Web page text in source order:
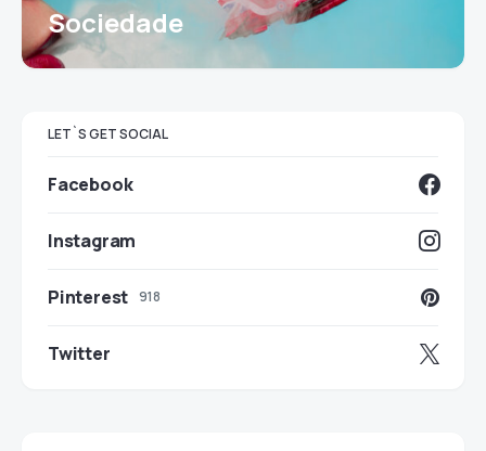
Sociedade
LET`S GET SOCIAL
Facebook
Instagram
Pinterest 918
Twitter